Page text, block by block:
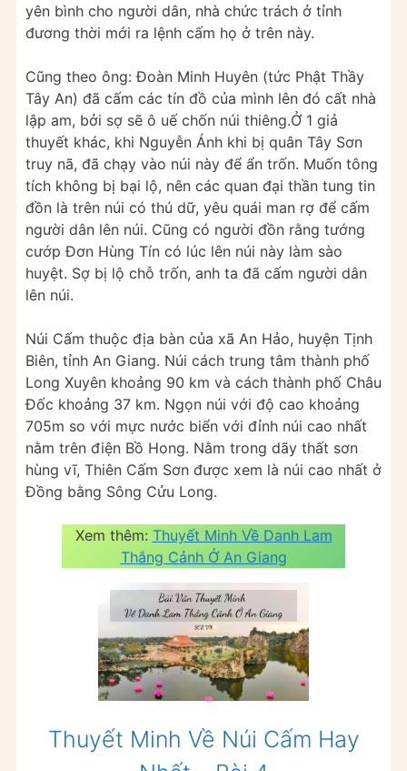
yên bình cho người dân, nhà chức trách ở tỉnh
đương thời mới ra lệnh cấm họ ở trên này.
Cũng theo ông: Đoàn Minh Huyên (tức Phật Thầy
Tây An) đã cấm các tín đồ của mình lên đó cất nhà
lập am, bởi sợ sẽ ô uế chốn núi thiêng.Ở 1 giả
thuyết khác, khi Nguyễn Ánh khi bị quân Tây Sơn
truy nã, đã chạy vào núi này để ẩn trốn. Muốn tông
tích không bị bại lộ, nên các quan đại thần tung tin
đồn là trên núi có thú dữ, yêu quái man rợ để cấm
người dân lên núi. Cũng có người đồn rằng tướng
cướp Đơn Hùng Tín có lúc lên núi này làm sào
huyệt. Sợ bị lộ chỗ trốn, anh ta đã cấm người dân
lên núi.
Núi Cấm thuộc địa bàn của xã An Hảo, huyện Tịnh
Biên, tỉnh An Giang. Núi cách trung tâm thành phố
Long Xuyên khoảng 90 km và cách thành phố Châu
Đốc khoảng 37 km. Ngọn núi với độ cao khoảng
705m so với mực nước biển với đỉnh núi cao nhất
nằm trên điện Bồ Hong. Nằm trong dãy thất sơn
hùng vĩ, Thiên Cấm Sơn được xem là núi cao nhất ở
Đồng bằng Sông Cửu Long.
Xem thêm: Thuyết Minh Về Danh Lam
Thắng Cảnh Ở An Giang
Thuyết Minh Về Núi Cấm Hay